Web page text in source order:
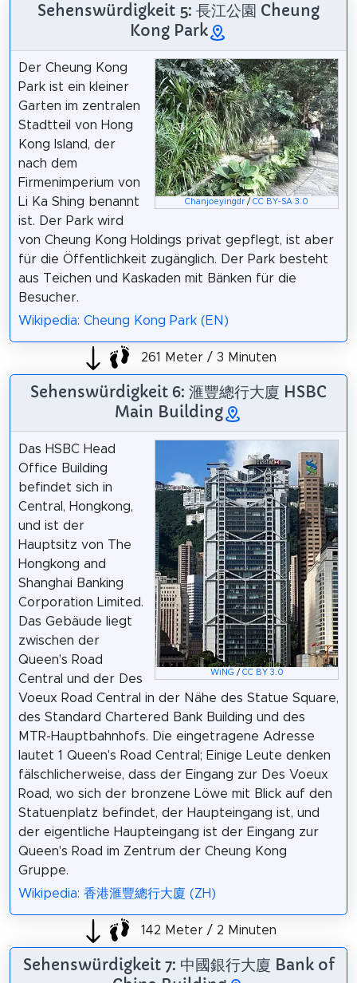
Sehenswürdigkeit 5: 長江公園 Cheung
Kong Park
Chanjoeyingdr /CC BY-SA 3.0
Der Cheung Kong
Park ist ein kleiner
Garten im zentralen
Stadtteil von Hong
Kong Island, der
nach dem
Firmenimperium von
Li Ka Shing benannt
ist. Der Park wird
von Cheung Kong Holdings privat gepflegt, ist aber
für die Öffentlichkeit zugänglich. Der Park besteht
aus Teichen und Kaskaden mit Bänken für die
Besucher.
Wikipedia: Cheung Kong Park (EN)
261 Meter / 3 Minuten
Sehenswürdigkeit 6: 滙豐總行大廈 HSBC
Main Building
WiNG / CC BY 3.0
Das HSBC Head
Office Building
befindet sich in
Central, Hongkong,
und ist der
Hauptsitz von The
Hongkong and
Shanghai Banking
Corporation Limited.
Das Gebäude liegt
zwischen der
Queen's Road
Central und der Des
Voeux Road Central in der Nähe des Statue Square,
des Standard Chartered Bank Building und des
MTR-Hauptbahnhofs. Die eingetragene Adresse
lautet 1 Queen's Road Central; Einige Leute denken
fälschlicherweise, dass der Eingang zur Des Voeux
Road, wo sich der bronzene Löwe mit Blick auf den
Statuenplatz befindet, der Haupteingang ist, und
der eigentliche Haupteingang ist der Eingang zur
Queen's Road im Zentrum der Cheung Kong
Gruppe.
Wikipedia: 香港滙豐總行大廈 (ZH)
142 Meter / 2 Minuten
Sehenswürdigkeit 7: 中國銀行大廈 Bank of